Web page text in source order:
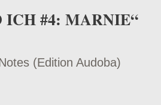
ICH #4: MARNIE“
(Edition Audoba)